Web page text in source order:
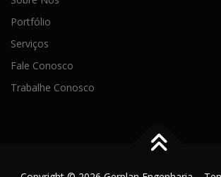
Portfólio
Serviços
Fale Conosco
Trabalhe Conosco